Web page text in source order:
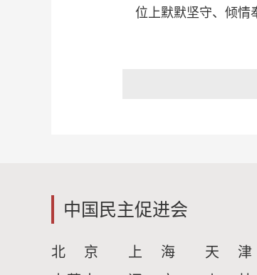
位上默默坚守、倾情
中国民主促进会
北 京 上 海 天 津